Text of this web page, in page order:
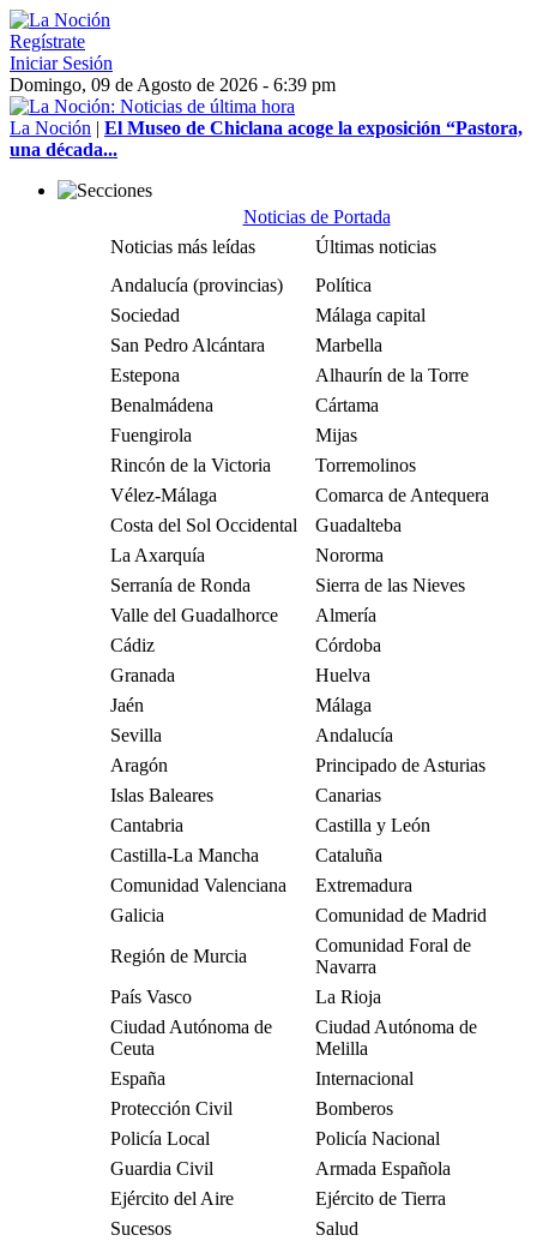
Regístrate
Iniciar Sesión
Domingo, 09 de Agosto de 2026 - 6:39 pm
La Noción | El Museo de Chiclana acoge la exposición “Pastora,
una década...
Noticias de Portada
Noticias más leídas
Últimas noticias
Andalucía (provincias)
Política
Sociedad
Málaga capital
San Pedro Alcántara
Marbella
Estepona
Alhaurín de la Torre
Benalmádena
Cártama
Fuengirola
Mijas
Rincón de la Victoria
Torremolinos
Vélez-Málaga
Comarca de Antequera
Costa del Sol Occidental
Guadalteba
La Axarquía
Nororma
Serranía de Ronda
Sierra de las Nieves
Valle del Guadalhorce
Almería
Cádiz
Córdoba
Granada
Huelva
Jaén
Málaga
Sevilla
Andalucía
Aragón
Principado de Asturias
Islas Baleares
Canarias
Cantabria
Castilla y León
Castilla-La Mancha
Cataluña
Comunidad Valenciana
Extremadura
Galicia
Comunidad de Madrid
Región de Murcia
Comunidad Foral de
Navarra
País Vasco
La Rioja
Ciudad Autónoma de
Ceuta
Ciudad Autónoma de
Melilla
España
Internacional
Protección Civil
Bomberos
Policía Local
Policía Nacional
Guardia Civil
Armada Española
Ejército del Aire
Ejército de Tierra
Sucesos
Salud